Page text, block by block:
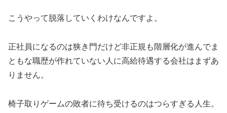
こうやって脱落していくわけなんですよ。
正社員になるのは狭き門だけど非正規も階層化が進んでま
ともな職歴が作れていない人に高給待遇する会社はまずあ
りません。
椅子取りゲームの敗者に待ち受けるのはつらすぎる人生。